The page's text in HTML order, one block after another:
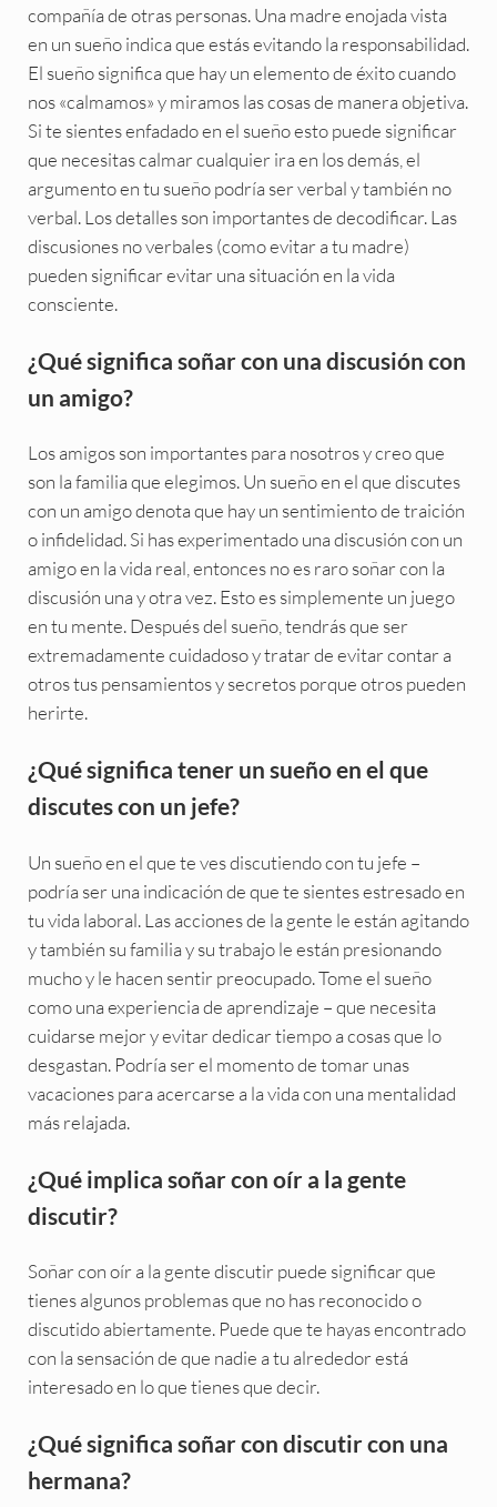
compañía de otras personas. Una madre enojada vista
en un sueño indica que estás evitando la responsabilidad.
El sueño significa que hay un elemento de éxito cuando
nos «calmamos» y miramos las cosas de manera objetiva.
Si te sientes enfadado en el sueño esto puede significar
que necesitas calmar cualquier ira en los demás, el
argumento en tu sueño podría ser verbal y también no
verbal. Los detalles son importantes de decodificar. Las
discusiones no verbales (como evitar a tu madre)
pueden significar evitar una situación en la vida
consciente.
¿Qué significa soñar con una discusión con
un amigo?
Los amigos son importantes para nosotros y creo que
son la familia que elegimos. Un sueño en el que discutes
con un amigo denota que hay un sentimiento de traición
o infidelidad. Si has experimentado una discusión con un
amigo en la vida real, entonces no es raro soñar con la
discusión una y otra vez. Esto es simplemente un juego
en tu mente. Después del sueño, tendrás que ser
extremadamente cuidadoso y tratar de evitar contar a
otros tus pensamientos y secretos porque otros pueden
herirte.
¿Qué significa tener un sueño en el que
discutes con un jefe?
Un sueño en el que te ves discutiendo con tu jefe –
podría ser una indicación de que te sientes estresado en
tu vida laboral. Las acciones de la gente le están agitando
y también su familia y su trabajo le están presionando
mucho y le hacen sentir preocupado. Tome el sueño
como una experiencia de aprendizaje – que necesita
cuidarse mejor y evitar dedicar tiempo a cosas que lo
desgastan. Podría ser el momento de tomar unas
vacaciones para acercarse a la vida con una mentalidad
más relajada.
¿Qué implica soñar con oír a la gente
discutir?
Soñar con oír a la gente discutir puede significar que
tienes algunos problemas que no has reconocido o
discutido abiertamente. Puede que te hayas encontrado
con la sensación de que nadie a tu alrededor está
interesado en lo que tienes que decir.
¿Qué significa soñar con discutir con una
hermana?